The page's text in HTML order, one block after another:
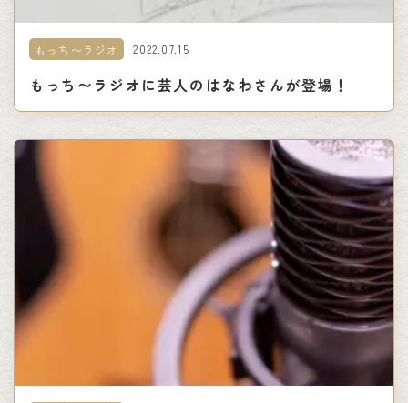
もっち〜ラジオ 2022.07.15
もっち〜ラジオに芸人のはなわさんが登場！